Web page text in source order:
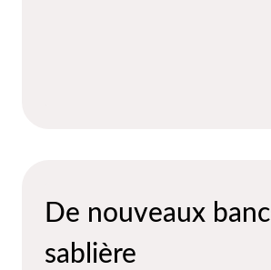
De nouveaux
sablière